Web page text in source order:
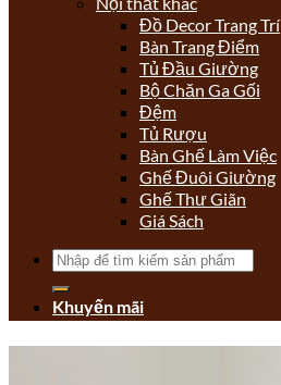
Đồ Decor Trang Trí
Bàn Trang Điểm
Tủ Đầu Giường
Bộ Chăn Ga Gối
Đệm
Tủ Rượu
Bàn Ghế Làm Việc
Ghế Đuôi Giường
Ghế Thư Giãn
Giá Sách
Tìm
kiếm:
Khuyến mãi